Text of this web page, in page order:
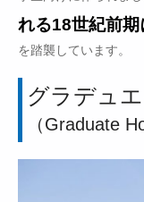
れる18世紀前
を踏襲しています。
グラデュ
（Graduate